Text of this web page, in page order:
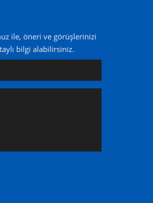
ile, öneri ve görüşlerinizi
bilgi alabilirsiniz.